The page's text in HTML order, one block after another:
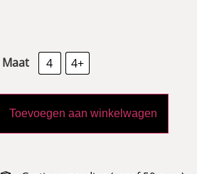
Maat 4 4+
Toevoegen aan winkelwagen